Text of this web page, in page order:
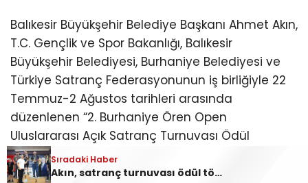
Sıradaki Haber
Akın, satranç turnuvası ödül törenine katıldı
Balıkesir Büyükşehir Belediye Başkanı Ahmet Akın,
T.C. Gençlik ve Spor Bakanlığı, Balıkesir
Büyükşehir Belediyesi, Burhaniye Belediyesi ve
Türkiye Satranç Federasyonunun iş birliğiyle 22
Temmuz-2 Ağustos tarihleri arasında
düzenlenen “2. Burhaniye Ören Open
Uluslararası Açık Satranç Turnuvası Ödül
Töreni”ne katıldı. Burhaniye Ahmet Akın Kültür
Merkezi’nde düzenlenen törene Akın’ın yanı sıra